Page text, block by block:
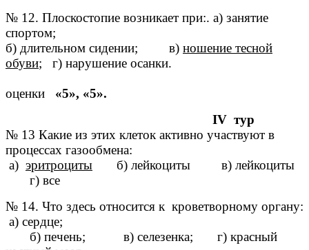
№ 12. Плоскостопие возникает при:. а) занятие
спортом;
б) длительном сидении; в) ношение тесной
обуви; г) нарушение осанки.
оценки «5», «5».
IV тур
№ 13 Какие из этих клеток активно участвуют в
процессах газообмена:
а) эритроциты б) лейкоциты в) лейкоциты
г) все
№ 14. Что здесь относится к кроветворному органу:
а) сердце;
б) печень; в) селезенка; г) красный